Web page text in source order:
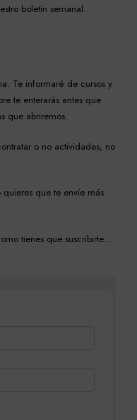
boletín semanal.
Te informaré de cursos y
te enterarás antes que
que abriremos.
o no actividades, no
que te envíe más
tienes que suscribirte…